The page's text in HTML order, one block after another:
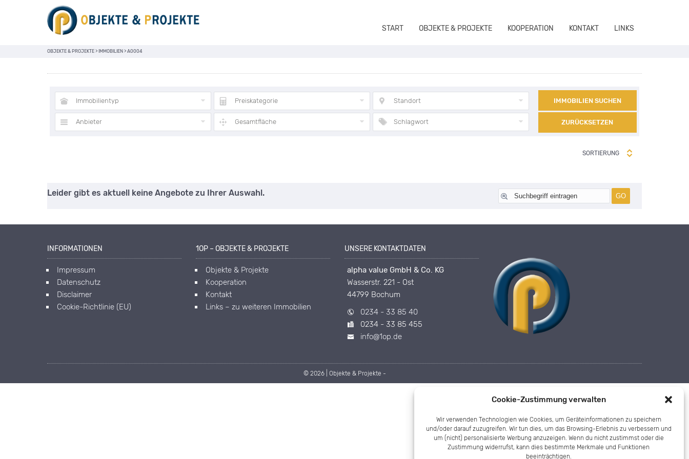
Cookie-Zustimmung verwalten
Wir verwenden Technologien wie Cookies, um Geräteinformationen zu speichern
und/oder darauf zuzugreifen. Wir tun dies, um das Browsing-Erlebnis zu verbessern und
um (nicht) personalisierte Werbung anzuzeigen. Wenn du nicht zustimmst oder die
Zustimmung widerrufst, kann dies bestimmte Merkmale und Funktionen
beeinträchtigen.
START OBJEKTE & PROJEKTE KOOPERATION KONTAKT LINKS
OBJEKTE & PROJEKTE > IMMOBILIEN > A0004
Immobilientyp Preiskategorie Standort
Anbieter Gesamtfläche Schlagwort
IMMOBILIEN SUCHEN
ZURÜCKSETZEN
SORTIERUNG
Leider gibt es aktuell keine Angebote zu Ihrer Auswahl.
INFORMATIONEN
Impressum
Datenschutz
Disclaimer
Cookie-Richtlinie (EU)
1OP – OBJEKTE & PROJEKTE
Objekte & Projekte
Kooperation
Kontakt
Links – zu weiteren Immobilien
UNSERE KONTAKTDATEN
alpha value GmbH & Co. KG
Wasserstr. 221 - Ost
44799 Bochum
0234 - 33 85 40
0234 - 33 85 455
info@1op.de
© 2026 | Objekte & Projekte -